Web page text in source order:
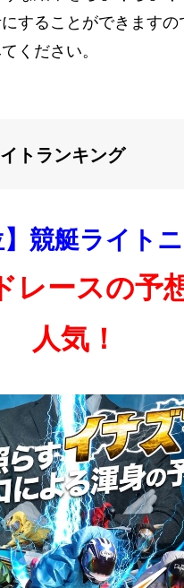
することができますの
ください。
トランキング
】競艇ライト
レースの予
人気！